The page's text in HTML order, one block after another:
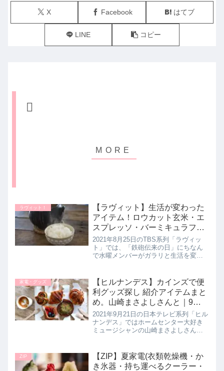
X Facebook はてブ
LINE コピー
ラヴィット！
【ラヴィット】生活が変わった
アイテム！ロウカット玄米・エ
スプレッソ・バーミキュラフラ
イパンなど水曜日メンバーのお
気に入りを紹介。ラビット｜8
月25日
2021年8月25日のTBS系列「ラヴィッ
ト」では、「鉄砲伝来の日」にちなん
で水曜メンバーがガラリと生活を変え
こちら水曜日メンバーオススメ！生活
をガラリと変えたアイテム柚...
家電・グッズ
【ヒルナンデス】カインズで便
利グッズ探し 紹介アイテムまと
め。山崎まさよしさんと｜9月
21日
2021年9月21日の日本テレビ系列「ヒル
ナンデス」ではホームセンター大好き
ミュージシャンの山崎まさよしさんと
家事がラクになる時短アイデアグッズ
が続々登場しています。>>ヒ...
ZIP
【ZIP】夏家電(衣類乾燥機・か
き氷器・持ち運べるクーラー・